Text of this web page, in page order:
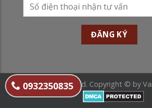
All Rights Reserved. Copyright © by
0932350835